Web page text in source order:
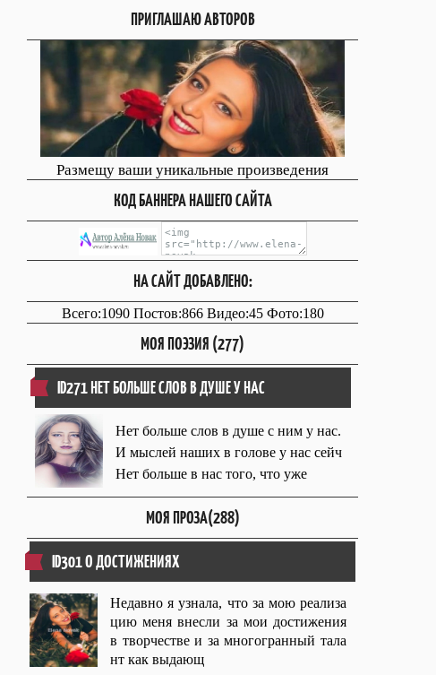
ПРИГЛАШАЮ АВТОРОВ
Размещу ваши уникальные произведения
КОД БАННЕРА НАШЕГО САЙТА
НА САЙТ ДОБАВЛЕНО:
Всего:1090 Постов:866 Видео:45 Фото:180
МОЯ ПОЭЗИЯ (277)
ID271 НЕТ БОЛЬШЕ СЛОВ В ДУШЕ У НАС
Нет больше слов в душе с ним у нас.
И мыслей наших в голове у нас сейч
Нет больше в нас того, что уже
МОЯ ПРОЗА(288)
ID301 О ДОСТИЖЕНИЯХ
Недавно я узнала, что за мою реализа
цию меня внесли за мои достижения
в творчестве и за многогранный тала
нт как выдающ